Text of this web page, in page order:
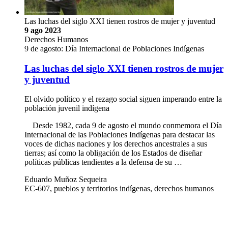
Las luchas del siglo XXI tienen rostros de mujer y juventud
9 ago 2023
Derechos Humanos
9 de agosto: Día Internacional de Poblaciones Indígenas
Las luchas del siglo XXI tienen rostros de mujer
y juventud
El olvido político y el rezago social siguen imperando entre la
población juvenil indígena
Desde 1982, cada 9 de agosto el mundo conmemora el Día
Internacional de las Poblaciones Indígenas para destacar las
voces de dichas naciones y los derechos ancestrales a sus
tierras; así como la obligación de los Estados de diseñar
políticas públicas tendientes a la defensa de su …
Eduardo Muñoz Sequeira
EC-607, pueblos y territorios indígenas, derechos humanos